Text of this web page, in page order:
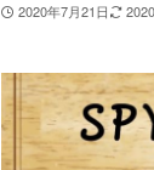
2020年7月21日